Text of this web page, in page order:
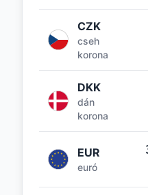
CZK
cseh
korona
DKK
dán
korona
EUR
euró